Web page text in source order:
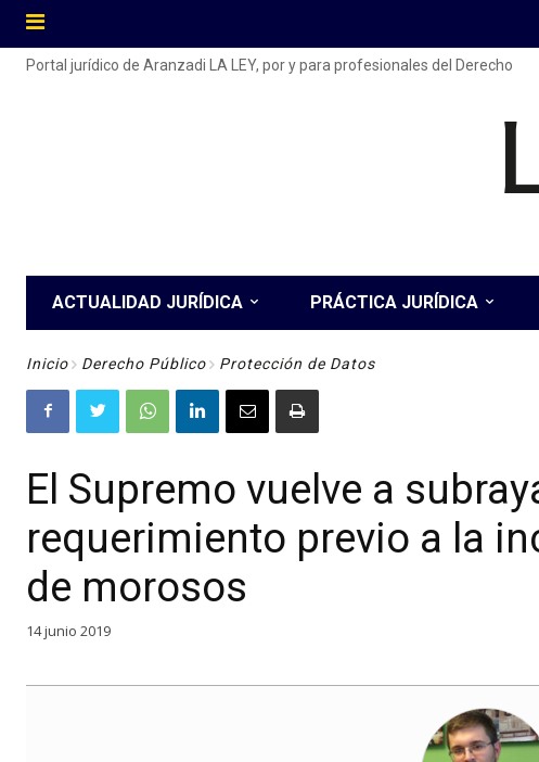
Portal jurídico de Aranzadi LA LEY, por y para profesionales del Derecho
ACTUALIDAD JURÍDICA PRÁCTICA JURÍDICA
Inicio Derecho Público Protección de Datos
El Supremo vuelve a
requerimiento previo a la
de morosos
14 junio 2019